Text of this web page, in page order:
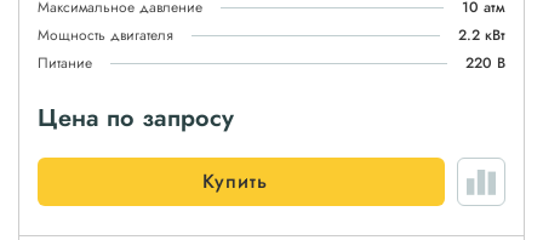
Максимальное давление
10 атм
Мощность двигателя
2.2 кВт
Питание
220 В
Цена по запросу
Купить